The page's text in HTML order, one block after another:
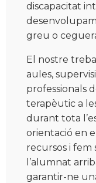
discapacitat
greu o
El nostre
aules,
professionals
terapèutic a
durant tota
orientació en
recursos i
l’alumnat
garantir-ne